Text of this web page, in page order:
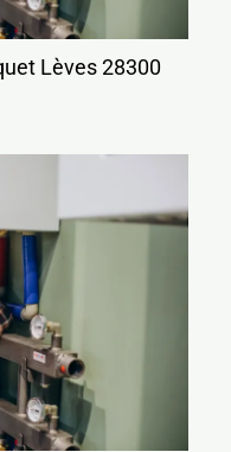
Lèves 28300